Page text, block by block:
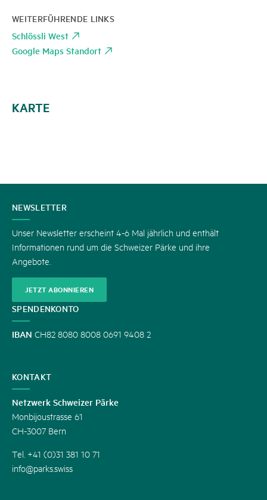
WEITERFÜHRENDE LINKS
Schlössli West
Google Maps Standort
KARTE
KONTAKT
NEWSLETTER
Unser Newsletter erscheint 4-6 Mal jährlich und enthält
Informationen rund um die Schweizer Pärke und ihre
Angebote.
JETZT ABONNIEREN
SPENDENKONTO
IBAN CH82 8080 8008 0691 9408 2
KONTAKT
Netzwerk Schweizer Pärke
Monbijoustrasse 61
CH-3007 Bern
Tel. +41 (0)31 381 10 71
info@parks.swiss